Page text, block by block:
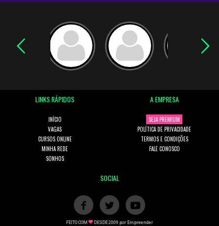
LINKS RÁPIDOS
INÍCIO
VAGAS
CURSOS ONLINE
MINHA REDE
SONHOS
A EMPRESA
SEJA PREMIUM
POLÍTICA DE PRIVACIDADE
TERMOS E CONDIÇÕES
FALE CONOSCO
SOCIAL
FEITO COM DESDE 2009 por Empreender